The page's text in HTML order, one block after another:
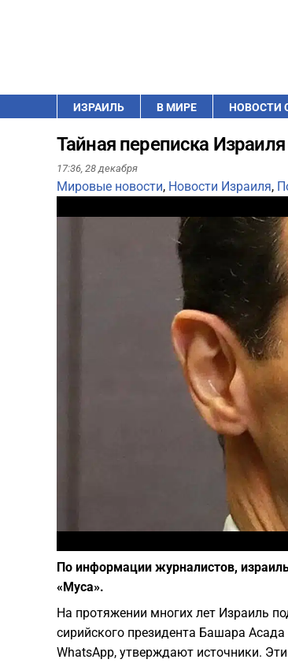
ИЗРАИЛЬ В МИРЕ НОВОСТИ
Тайная переписка
17:36, 28 декабря
Мировые новости, Новости Израиля,
По информации журналистов,
«Муса».
На протяжении многих лет Израиль
сирийского президента Башара
WhatsApp, утверждают источники.